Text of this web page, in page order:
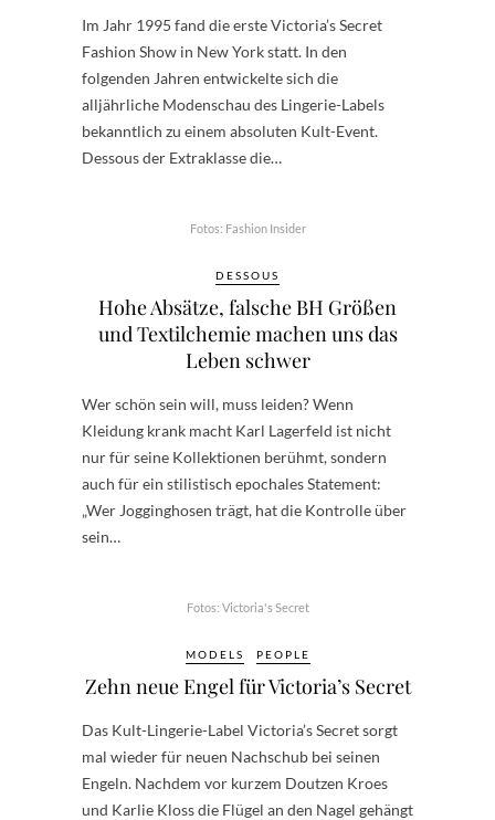
Im Jahr 1995 fand die erste Victoria’s Secret
Fashion Show in New York statt. In den
folgenden Jahren entwickelte sich die
alljährliche Modenschau des Lingerie-Labels
bekanntlich zu einem absoluten Kult-Event.
Dessous der Extraklasse die…
Fotos: Fashion Insider
DESSOUS
Hohe Absätze, falsche BH Größen
und Textilchemie machen uns das
Leben schwer
Wer schön sein will, muss leiden? Wenn
Kleidung krank macht Karl Lagerfeld ist nicht
nur für seine Kollektionen berühmt, sondern
auch für ein stilistisch epochales Statement:
„Wer Jogginghosen trägt, hat die Kontrolle über
sein…
Fotos: Victoria's Secret
MODELS PEOPLE
Zehn neue Engel für Victoria’s Secret
Das Kult-Lingerie-Label Victoria’s Secret sorgt
mal wieder für neuen Nachschub bei seinen
Engeln. Nachdem vor kurzem Doutzen Kroes
und Karlie Kloss die Flügel an den Nagel gehängt